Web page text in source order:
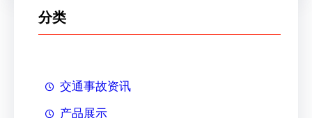
分类
交通事故资讯
产品展示